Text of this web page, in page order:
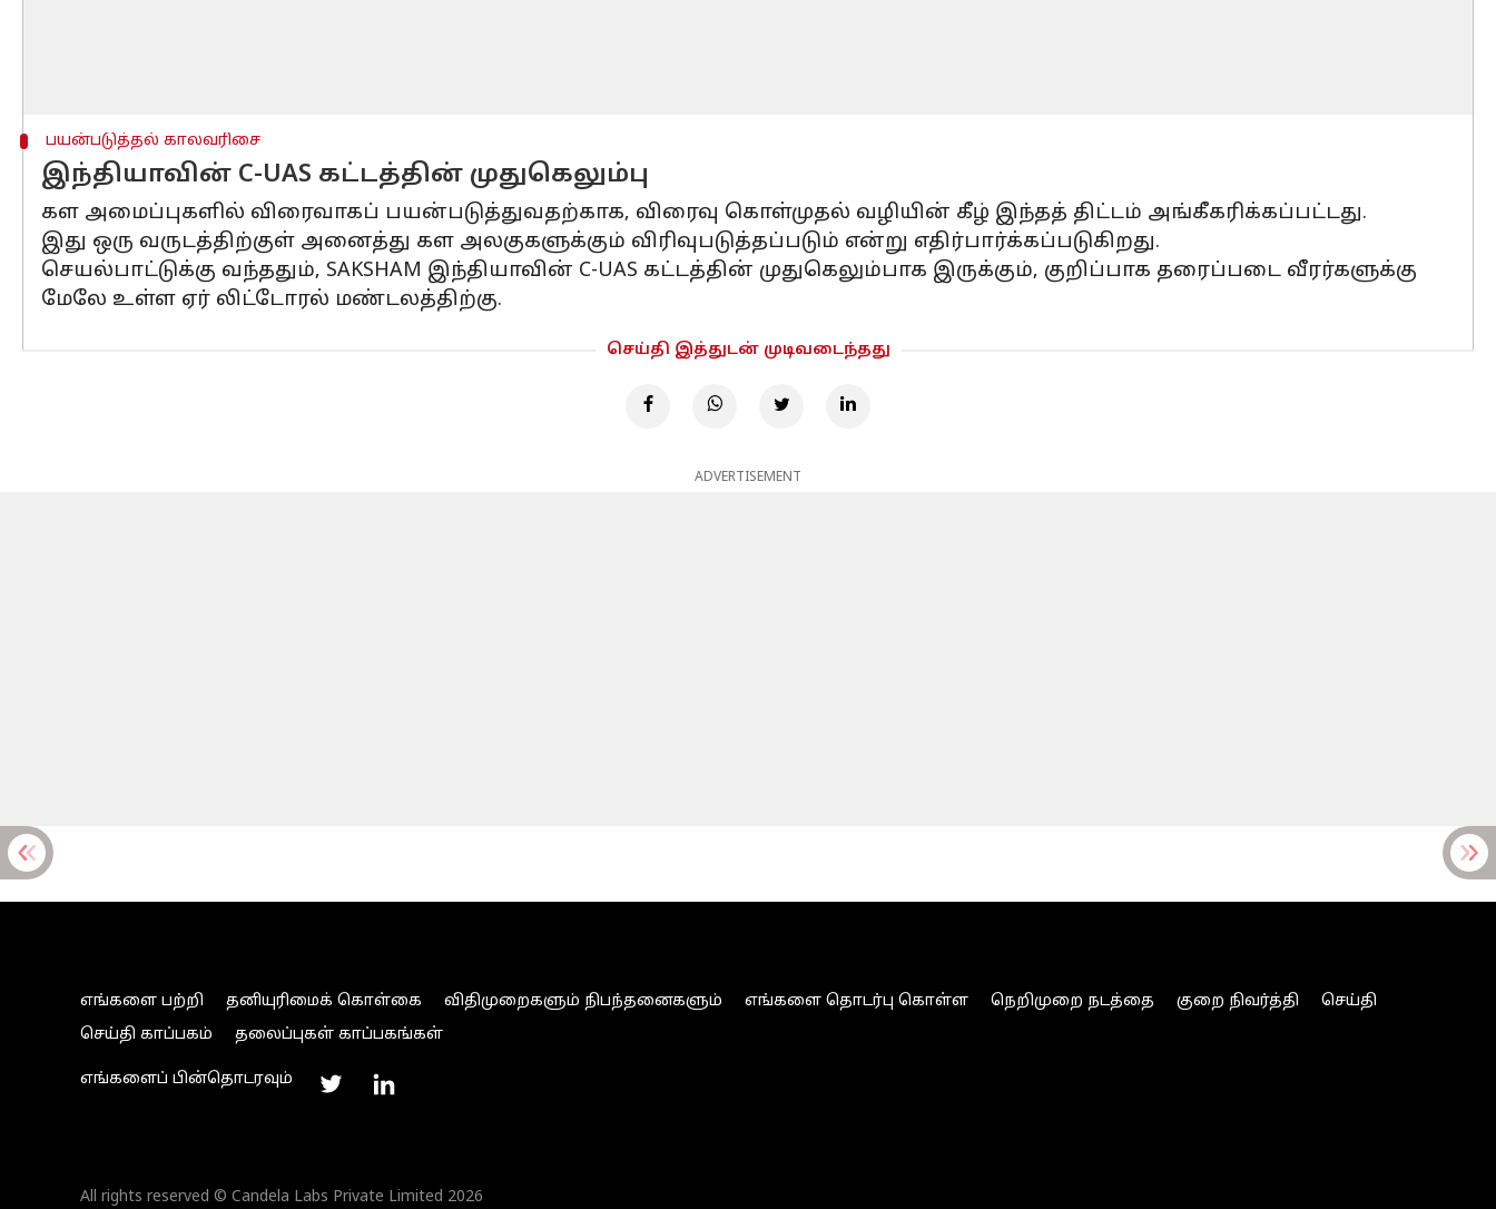
பயன்படுத்தல் காலவரிசை
இந்தியாவின் C-UAS கட்டத்தின் முதுகெலும்பு
கள அமைப்புகளில் விரைவாகப் பயன்படுத்துவதற்காக, விரைவு கொள்முதல் வழியின் கீழ் இந்தத் திட்டம் அங்கீகரிக்கப்பட்டது.
இது ஒரு வருடத்திற்குள் அனைத்து கள அலகுகளுக்கும் விரிவுபடுத்தப்படும் என்று எதிர்பார்க்கப்படுகிறது.
செயல்பாட்டுக்கு வந்ததும், SAKSHAM இந்தியாவின் C-UAS கட்டத்தின் முதுகெலும்பாக இருக்கும், குறிப்பாக தரைப்படை வீரர்களுக்கு
மேலே உள்ள ஏர் லிட்டோரல் மண்டலத்திற்கு.
செய்தி இத்துடன் முடிவடைந்தது
ADVERTISEMENT
எங்களை பற்றி தனியுரிமைக் கொள்கை விதிமுறைகளும் நிபந்தனைகளும் எங்களை தொடர்பு கொள்ள நெறிமுறை நடத்தை குறை நிவர்த்தி
செய்தி
செய்தி காப்பகம்
தலைப்புகள் காப்பகங்கள்
எங்களைப் பின்தொடரவும்
All rights reserved © Candela Labs Private Limited 2026